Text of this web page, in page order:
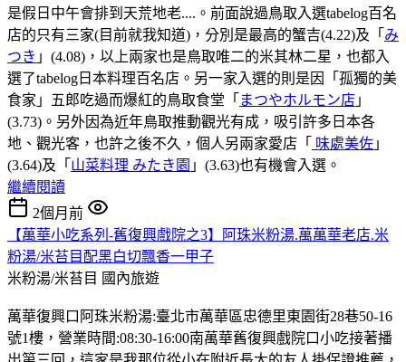
是假日中午會排到天荒地老....。前面說過鳥取入選tabelog百名
店的只有三家(目前就我知道)，分別是最高的蟹吉(4.22)及「 み
つき 」(4.08)，以上兩家也是鳥取唯二的米其林二星，也都入
選了tabelog日本料理百名店。另一家入選的則是因「孤獨的美
食家」五郎吃過而爆紅的鳥取食堂「 まつやホルモン店 」
(3.73)。另外因為近年鳥取推動觀光有成，吸引許多日本各
地、觀光客，也許之後不久，個人另兩家愛店「 味處美佐 」
(3.64)及「 山菜料理 みたき園 」(3.63)也有機會入選。
繼續閱讀
2個月前
【萬華小吃系列-舊復興戲院之3】阿珠米粉湯.萬萬華老店.米
粉湯/米苔目配黑白切飄香一甲子
米粉湯/米苔目 國內旅遊
萬華復興口阿珠米粉湯:臺北市萬華區忠德里東園街28巷50-16
號1樓，營業時間:08:30-16:00南萬華舊復興戲院口小吃接著播